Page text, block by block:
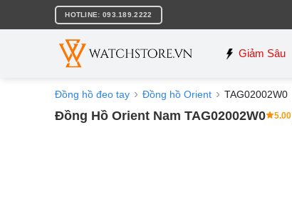
nội
HOTLINE: 093.189.2222
Giảm Sâu
Đồng hồ đeo tay Đồng hồ Orient TAG02002W0
Đồng Hồ Orient Nam TAG02002W0 5.00